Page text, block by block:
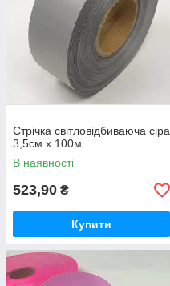
Стрічка світловідбиваюча сіра
3,5см х 100м
В наявності
523,90 ₴
Купити